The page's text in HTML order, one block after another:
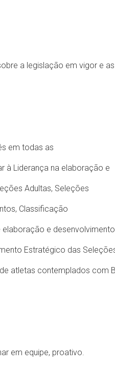
a legislação em vigor e as
em todas as
à Liderança na elaboração e
Adultas, Seleções
Classificação
e
Estratégico das
atletas contemplados com
em equipe, proativo.